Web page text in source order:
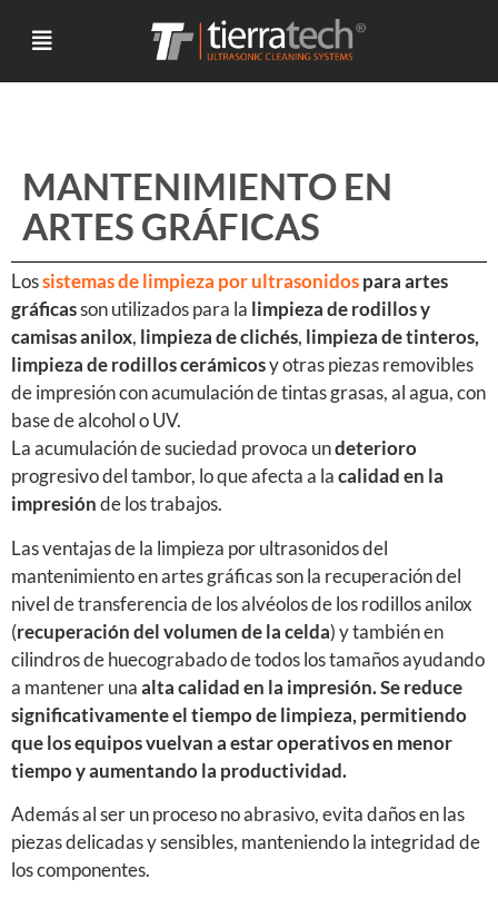
MANTENIMIENTO EN
ARTES GRÁFICAS
Lossistemas de limpieza por ultrasonidospara artes
gráficasson utilizados para la limpieza de rodillos y
camisas anilox, limpieza declichés, limpieza de tinteros,
limpieza de rodillos cerámicosy otras piezas removibles
de impresión con acumulación de tintas grasas, al agua, con
base de alcohol o UV.
La acumulación de suciedad provoca undeterioro
progresivo del tambor, lo que afecta a lacalidad en la
impresiónde los trabajos.
Las ventajas de la limpieza por ultrasonidos del
mantenimiento en artes gráficas son la recuperación del
nivel de transferencia de los alvéolos de los rodillos anilox
(recuperación del volumen de la celda) y también en
cilindros de huecograbado de todos los tamaños ayudando
a mantener unaalta calidad en la impresión. Se reduce
significativamente el tiempo de limpieza, permitiendo
que los equipos vuelvan a estar operativos en menor
tiempo y aumentando la productividad.
Además al ser un proceso no abrasivo, evita daños en las
piezas delicadas y sensibles, manteniendo la integridad de
los componentes.